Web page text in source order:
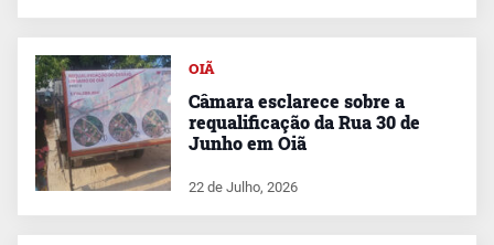
OIÃ
Câmara esclarece sobre a
requalificação da Rua 30 de
Junho em Oiã
22 de Julho, 2026